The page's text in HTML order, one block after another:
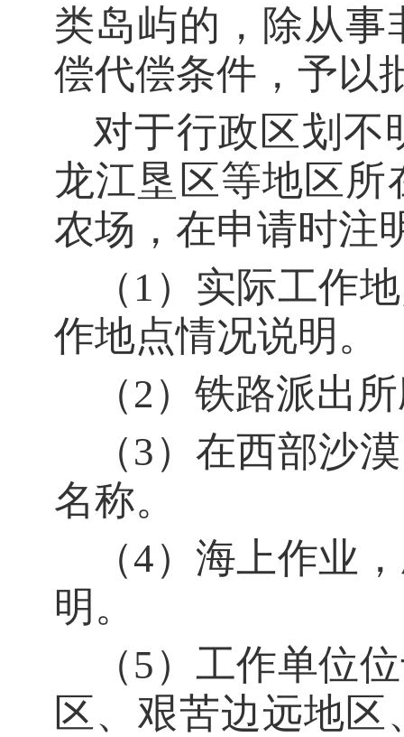
类岛屿的，除从
偿代偿条件，予以
对于行政区划不
龙江垦区等地区
农场，在申请时注
（ 1）实际工作
作地点情况说明。
（2）铁路派出
（3）在西部沙
名称。
（4）海上作业
明。
（5）工作单位
区、艰苦边远地